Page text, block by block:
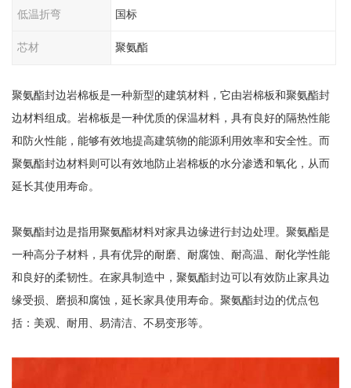
低温折弯 国标
芯材 聚氨酯
聚氨酯封边岩棉板是一种新型的建筑材料，它由岩棉板和聚氨酯封
边材料组成。岩棉板是一种优质的保温材料，具有良好的隔热性能
和防火性能，能够有效地提高建筑物的能源利用效率和安全性。而
聚氨酯封边材料则可以有效地防止岩棉板的水分渗透和氧化，从而
延长其使用寿命。
聚氨酯封边是指用聚氨酯材料对家具边缘进行封边处理。聚氨酯是
一种高分子材料，具有优异的耐磨、耐腐蚀、耐高温、耐化学性能
和良好的柔韧性。在家具制造中，聚氨酯封边可以有效防止家具边
缘受损、磨损和腐蚀，延长家具使用寿命。聚氨酯封边的优点包
括：美观、耐用、易清洁、不易变形等。